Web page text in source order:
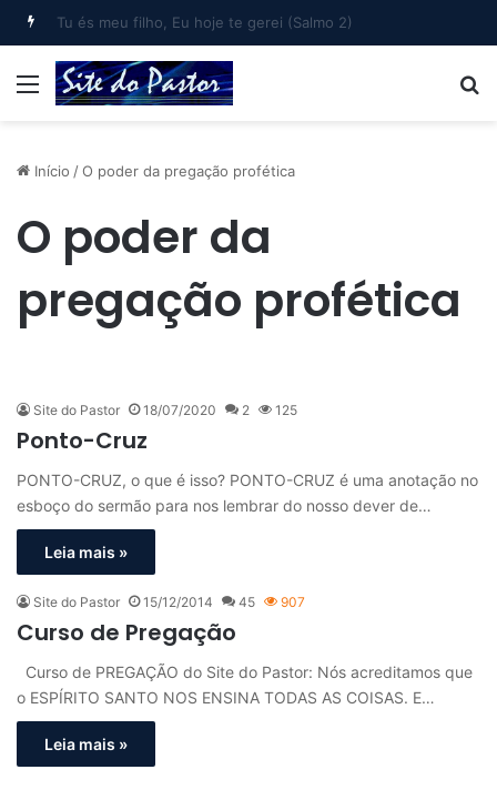
Bem-aventurado o homem que… (Salmo 1)
Menu
Início /O poder da pregação profética
O poder da
pregação profética
Site do Pastor 18/07/2020 2 125
Ponto-Cruz
PONTO-CRUZ, o que é isso? PONTO-CRUZ é uma anotação no
esboço do sermão para nos lembrar do nosso dever de…
Leia mais »
Site do Pastor 15/12/2014 45 907
Curso de Pregação
Curso de PREGAÇÃO do Site do Pastor: Nós acreditamos que
o ESPÍRITO SANTO NOS ENSINA TODAS AS COISAS. E…
Leia mais »